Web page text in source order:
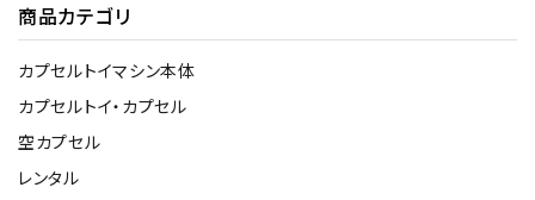
商品カテゴリ
カプセルトイマシン本体
カプセルトイ・カプセル
空カプセル
レンタル